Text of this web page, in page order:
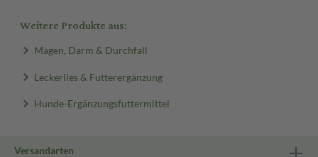
Weitere Produkte aus:
Magen, Darm & Durchfall
Leckerlies & Futterergänzung
Hunde-Ergänzungsfuttermittel
Versandarten